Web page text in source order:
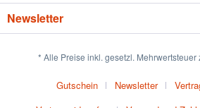
Newsletter
* Alle Preise inkl. gesetzl. Mehrwertsteuer
Gutschein Newsletter